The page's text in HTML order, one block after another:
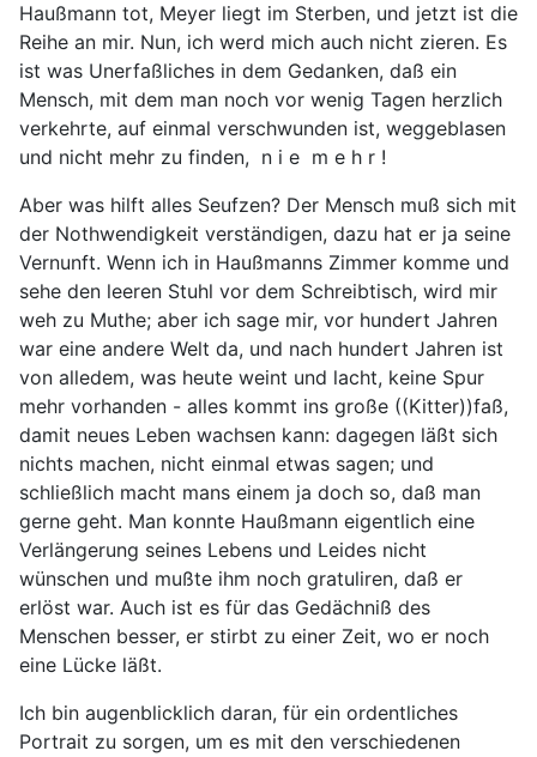
Haußmann tot, Meyer liegt im Sterben, und jetzt ist die
Reihe an mir. Nun, ich werd mich auch nicht zieren. Es
ist was Unerfaßliches in dem Gedanken, daß ein
Mensch, mit dem man noch vor wenig Tagen herzlich
verkehrte, auf einmal verschwunden ist, weggeblasen
und nicht mehr zu finden, n i e m e h r !
Aber was hilft alles Seufzen? Der Mensch muß sich mit
der Nothwendigkeit verständigen, dazu hat er ja seine
Vernunft. Wenn ich in Haußmanns Zimmer komme und
sehe den leeren Stuhl vor dem Schreibtisch, wird mir
weh zu Muthe; aber ich sage mir, vor hundert Jahren
war eine andere Welt da, und nach hundert Jahren ist
von alledem, was heute weint und lacht, keine Spur
mehr vorhanden - alles kommt ins große ((Kitter))faß,
damit neues Leben wachsen kann: dagegen läßt sich
nichts machen, nicht einmal etwas sagen; und
schließlich macht mans einem ja doch so, daß man
gerne geht. Man konnte Haußmann eigentlich eine
Verlängerung seines Lebens und Leides nicht
wünschen und mußte ihm noch gratuliren, daß er
erlöst war. Auch ist es für das Gedächniß des
Menschen besser, er stirbt zu einer Zeit, wo er noch
eine Lücke läßt.
Ich bin augenblicklich daran, für ein ordentliches
Portrait zu sorgen, um es mit den verschiedenen